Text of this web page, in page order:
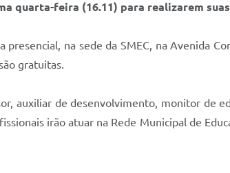
quarta-feira (16.11) para realizarem
na sede da SMEC, na Avenida
gratuitas.
auxiliar de desenvolvimento, monitor de
irão atuar na Rede Municipal de